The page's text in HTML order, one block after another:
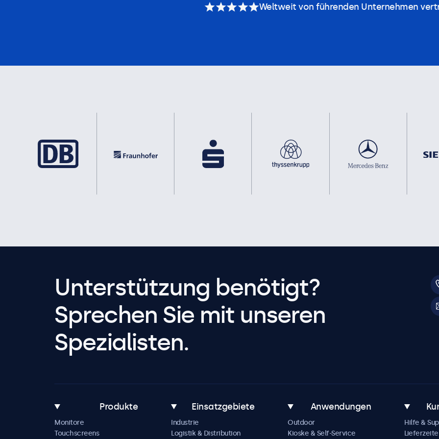
Weltweit von führenden Unternehmen
Unterstützung benötigt?
Sprechen Sie mit unseren
Spezialisten.
Produkte
Monitore
Touchscreens
Einsatzgebiete
Industrie
Logistik & Distribution
Anwendungen
Outdoor
Kioske & Self-Service
Hilfe &